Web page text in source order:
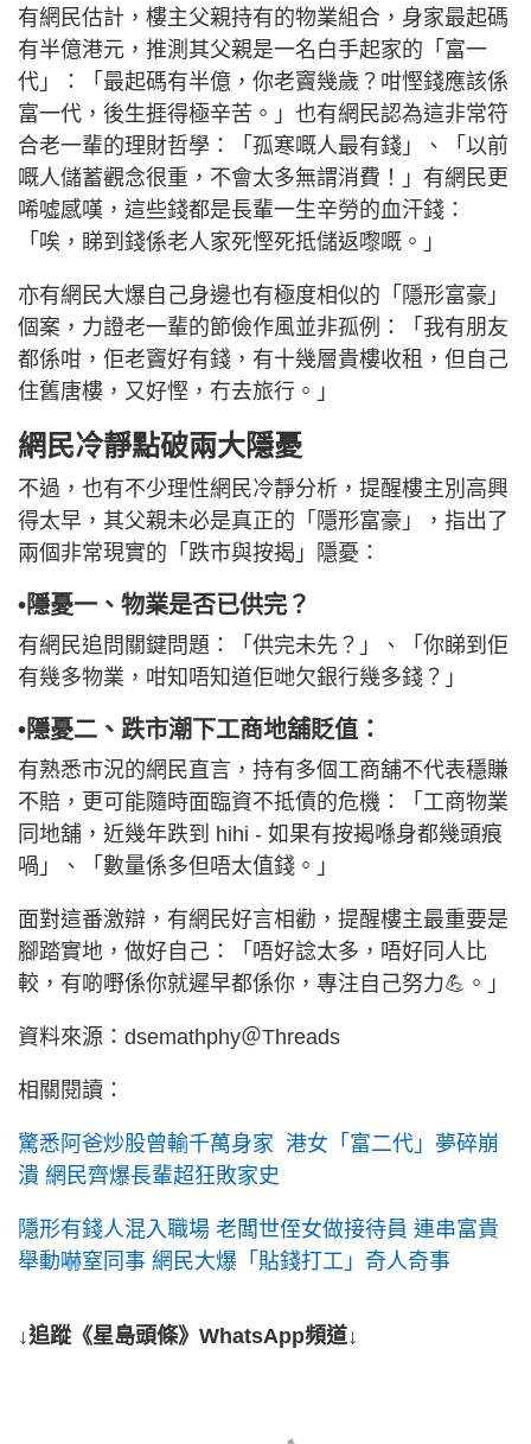
有網民估計，樓主父親持有的物業組合，身家最起碼
有半億港元，推測其父親是一名白手起家的「富一
代」：「最起碼有半億，你老竇幾歲？咁慳錢應該係
富一代，後生捱得極辛苦。」也有網民認為這非常符
合老一輩的理財哲學：「孤寒嘅人最有錢」、「以前
嘅人儲蓄觀念很重，不會太多無謂消費！」有網民更
唏噓感嘆，這些錢都是長輩一生辛勞的血汗錢：
「唉，睇到錢係老人家死慳死抵儲返嚟嘅。」
亦有網民大爆自己身邊也有極度相似的「隱形富豪」
個案，力證老一輩的節儉作風並非孤例：「我有朋友
都係咁，佢老竇好有錢，有十幾層貴樓收租，但自己
住舊唐樓，又好慳，冇去旅行。」
網民冷靜點破兩大隱憂
不過，也有不少理性網民冷靜分析，提醒樓主別高興
得太早，其父親未必是真正的「隱形富豪」，指出了
兩個非常現實的「跌市與按揭」隱憂：
•隱憂一、物業是否已供完？
有網民追問關鍵問題：「供完未先？」、「你睇到佢
有幾多物業，咁知唔知道佢哋欠銀行幾多錢？」
•隱憂二、跌市潮下工商地舖貶值：
有熟悉市況的網民直言，持有多個工商舖不代表穩賺
不賠，更可能隨時面臨資不抵債的危機：「工商物業
同地舖，近幾年跌到 hihi - 如果有按揭喺身都幾頭痕
喎」、「數量係多但唔太值錢。」
面對這番激辯，有網民好言相勸，提醒樓主最重要是
腳踏實地，做好自己：「唔好諗太多，唔好同人比
較，有啲嘢係你就遲早都係你，專注自己努力💪。」
資料來源：dsemathphy＠Threads
相關閱讀：
驚悉阿爸炒股曾輸千萬身家 港女「富二代」夢碎崩
潰 網民齊爆長輩超狂敗家史
隱形有錢人混入職場 老闆世侄女做接待員 連串富貴
舉動嚇窒同事 網民大爆「貼錢打工」奇人奇事
↓追蹤《星島頭條》WhatsApp頻道↓